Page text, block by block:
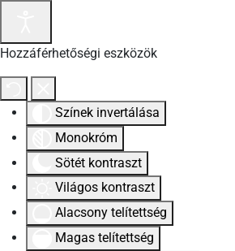
Hozzáférhetőségi eszközök
Színek invertálása
Monokróm
Sötét kontraszt
Világos kontraszt
Alacsony telítettség
Magas telítettség